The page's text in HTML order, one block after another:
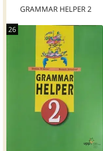
GRAMMAR HELPER 2
26